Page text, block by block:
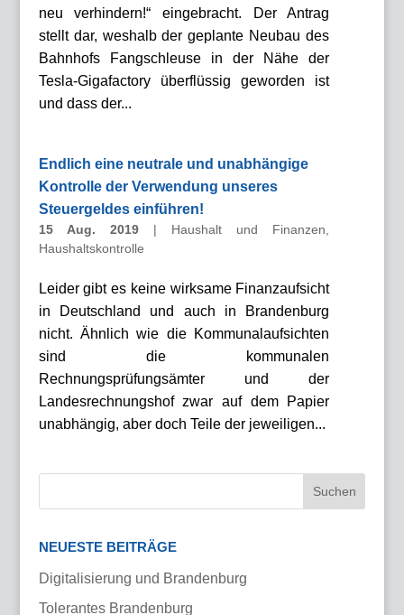
neu verhindern!“ eingebracht. Der Antrag
stellt dar, weshalb der geplante Neubau des
Bahnhofs Fangschleuse in der Nähe der
Tesla-Gigafactory überflüssig geworden ist
und dass der...
Endlich eine neutrale und unabhängige
Kontrolle der Verwendung unseres
Steuergeldes einführen!
15 Aug. 2019| Haushalt und Finanzen
Haushaltskontrolle
Leider gibt es keine wirksame Finanzaufsicht
in Deutschland und auch in Brandenburg
nicht. Ähnlich wie die Kommunalaufsichten
sind die kommunalen
Rechnungsprüfungsämter und der
Landesrechnungshof zwar auf dem Papier
unabhängig, aber doch Teile der jeweiligen...
NEUESTE BEITRÄGE
Digitalisierung und Brandenburg
Tolerantes Brandenburg